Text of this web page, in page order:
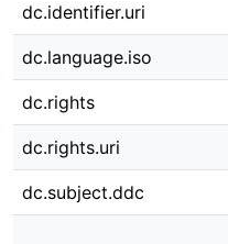
dc.identifier.uri
dc.language.iso
dc.rights
dc.rights.uri
dc.subject.ddc